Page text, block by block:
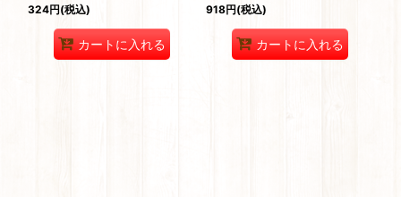
324円(税込)
カートに入れる
918円(税込)
カートに入れる